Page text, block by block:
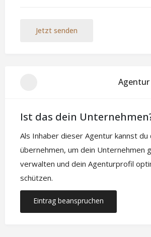
Jetzt senden
Agentur
Ist das dein
Als Inhaber dieser Agentur kannst du
übernehmen, um dein Unternehmen
verwalten und dein Agenturprofil
schützen.
Eintrag beanspruchen